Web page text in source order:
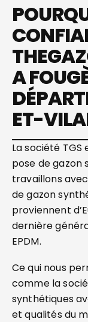
A
ET-
La société
pose de gazon
travaillons
de gazon
proviennent
dernière
EPDM.
Ce qui nous
comme la
synthétiques
et qualités du